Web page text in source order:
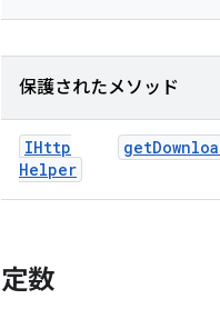
保護されたメソッド
IHttp
Helper
get
定数